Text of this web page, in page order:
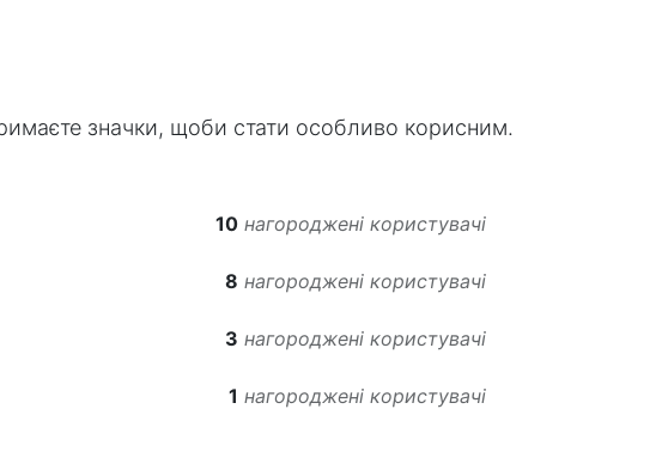
значки, щоби стати особливо корисним.
10 нагороджені користувачі
8 нагороджені користувачі
3 нагороджені користувачі
1 нагороджені користувачі